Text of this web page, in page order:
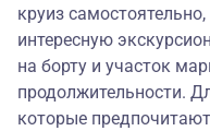
круиз
интересную
на борту и участок
продолжительности.
которые